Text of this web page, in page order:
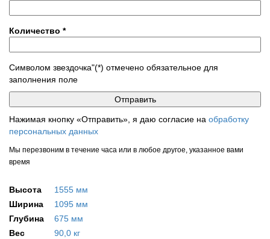
Количество *
Символом звездочка"(*) отмечено обязательное для
заполнения поле
Нажимая кнопку «Отправить», я даю согласие на обработку
персональных данных
Мы перезвоним в течение часа или в любое другое, указанное вами
время
Высота
1555 мм
Ширина
1095 мм
Глубина
675 мм
Вес
90,0 кг